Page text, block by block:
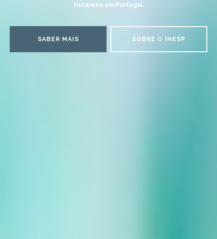
Hoteleiro em Portugal.
SABER MAIS SOBRE O INESP